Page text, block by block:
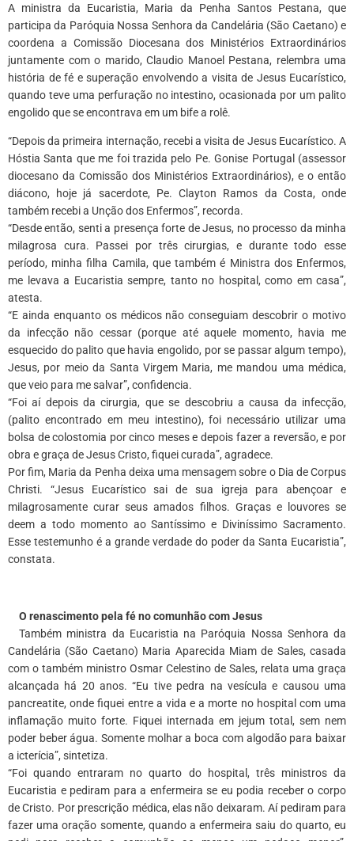
A ministra da Eucaristia, Maria da Penha Santos Pestana, que
participa da Paróquia Nossa Senhora da Candelária (São Caetano) e
coordena a Comissão Diocesana dos Ministérios Extraordinários
juntamente com o marido, Claudio Manoel Pestana, relembra uma
história de fé e superação envolvendo a visita de Jesus Eucarístico,
quando teve uma perfuração no intestino, ocasionada por um palito
engolido que se encontrava em um bife a rolê.
“Depois da primeira internação, recebi a visita de Jesus Eucarístico. A
Hóstia Santa que me foi trazida pelo Pe. Gonise Portugal (assessor
diocesano da Comissão dos Ministérios Extraordinários), e o então
diácono, hoje já sacerdote, Pe. Clayton Ramos da Costa, onde
também recebi a Unção dos Enfermos”, recorda.
“Desde então, senti a presença forte de Jesus, no processo da minha
milagrosa cura. Passei por três cirurgias, e durante todo esse
período, minha filha Camila, que também é Ministra dos Enfermos,
me levava a Eucaristia sempre, tanto no hospital, como em casa”,
atesta.
“E ainda enquanto os médicos não conseguiam descobrir o motivo
da infecção não cessar (porque até aquele momento, havia me
esquecido do palito que havia engolido, por se passar algum tempo),
Jesus, por meio da Santa Virgem Maria, me mandou uma médica,
que veio para me salvar”, confidencia.
“Foi aí depois da cirurgia, que se descobriu a causa da infecção,
(palito encontrado em meu intestino), foi necessário utilizar uma
bolsa de colostomia por cinco meses e depois fazer a reversão, e por
obra e graça de Jesus Cristo, fiquei curada”, agradece.
Por fim, Maria da Penha deixa uma mensagem sobre o Dia de Corpus
Christi. “Jesus Eucarístico sai de sua igreja para abençoar e
milagrosamente curar seus amados filhos. Graças e louvores se
deem a todo momento ao Santíssimo e Diviníssimo Sacramento.
Esse testemunho é a grande verdade do poder da Santa Eucaristia”,
constata.
O renascimento pela fé no comunhão com Jesus
Também ministra da Eucaristia na Paróquia Nossa Senhora da
Candelária (São Caetano) Maria Aparecida Miam de Sales, casada
com o também ministro Osmar Celestino de Sales, relata uma graça
alcançada há 20 anos. “Eu tive pedra na vesícula e causou uma
pancreatite, onde fiquei entre a vida e a morte no hospital com uma
inflamação muito forte. Fiquei internada em jejum total, sem nem
poder beber água. Somente molhar a boca com algodão para baixar
a icterícia”, sintetiza.
“Foi quando entraram no quarto do hospital, três ministros da
Eucaristia e pediram para a enfermeira se eu podia receber o corpo
de Cristo. Por prescrição médica, elas não deixaram. Aí pediram para
fazer uma oração somente, quando a enfermeira saiu do quarto, eu